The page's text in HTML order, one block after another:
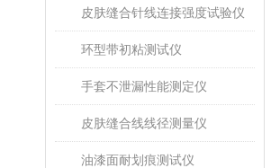
皮肤缝合针线连接强度试验仪
环型带初粘测试仪
手套不泄漏性能测定仪
皮肤缝合线线径测量仪
油漆面耐划痕测试仪